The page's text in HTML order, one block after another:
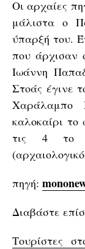
Οι αρχαίες
μάλιστα ο
ύπαρξή του.
που άρχισαν
Ιωάννη
Στοάς έγινε
Χαράλαμπο
καλοκαίρι
τις 4 το
πηγή:
Διαβάστε
Τουρίστες